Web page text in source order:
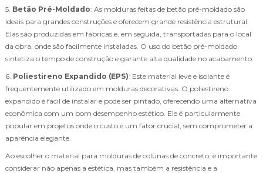
5. Betão Pré-Moldado: As molduras feitas de betão pré-moldado são
ideais para grandes construções e oferecem grande resistência estrutural.
Elas são produzidas em fábricas e, em seguida, transportadas para o local
da obra, onde são facilmente instaladas. O uso do betão pré-moldado
sintetiza o tempo de construção e garante alta qualidade no acabamento.
6. Poliestireno Expandido (EPS): Este material leve e isolante é
frequentemente utilizado em molduras decorativas. O poliestireno
expandido é fácil de instalar e pode ser pintado, oferecendo uma alternativa
econômica com um bom desempenho estético. Ele é particularmente
popular em projetos onde o custo é um fator crucial, sem comprometer a
aparência elegante.
Ao escolher o material para molduras de colunas de concreto, é importante
considerar não apenas a estética, mas também a resistência e a